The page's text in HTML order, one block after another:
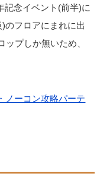
記念イベント(前半)に
のフロアにまれに出
プしか無いため、
ノーコン攻略パーテ